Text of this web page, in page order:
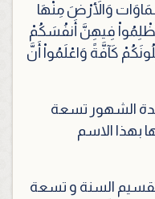
وَالأَرْضَ مِنْهَا
تَظْلِمُواْ فِيهِنَّ أَنفُسَكُمْ
كَآفَّةً وَاعْلَمُواْ أَنَّ
الشهور تسعة
بهذا الاسم
السنة و تسعة